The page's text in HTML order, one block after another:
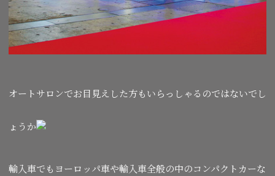
オートサロンでお目見えした方もいらっしゃるのではないでし
ょうか
輸入車でもヨーロッパ車や輸入車全般の中のコンパクトカーな